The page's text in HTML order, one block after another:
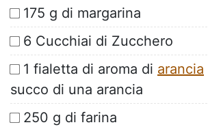
175 g di margarina
6 Cucchiai di Zucchero
1 fialetta di aroma di arancia
succo di una arancia
250 g di farina